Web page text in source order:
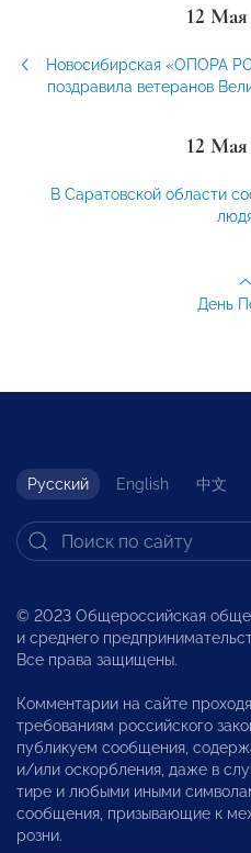
12
Новосибирская «ОПОРА
поздравила ветеранов
12
В Саратовской области
День
Русский English 中文
© 2023 Общероссийская
и среднего
Все права защищены.
Комментарии на сайте
требованиям российского
публикуем сообщения,
и/или оскорбления, даже в
тире и любыми иными
сообщения, призывающие к
розни.